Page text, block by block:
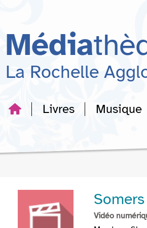
recherche
Média
La Rochelle
Livres Musique
Vidéo